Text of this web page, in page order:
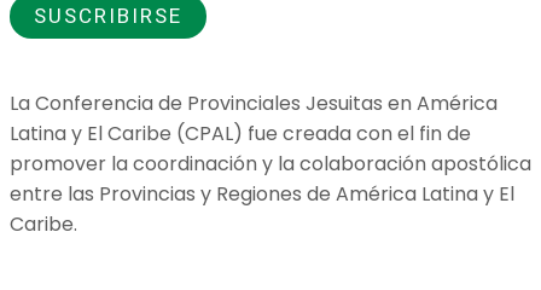
La Conferencia de Provinciales Jesuitas en América
Latina y El Caribe (CPAL) fue creada con el fin de
promover la coordinación y la colaboración apostólica
entre las Provincias y Regiones de América Latina y El
Caribe.